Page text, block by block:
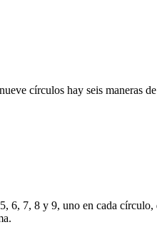
círculos hay seis maneras
6, 7, 8 y 9, uno en cada círculo,